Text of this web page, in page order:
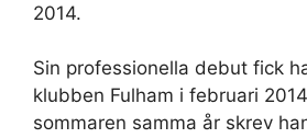
2014.
Sin professionella debut fick
klubben Fulham i februari
sommaren samma år skrev